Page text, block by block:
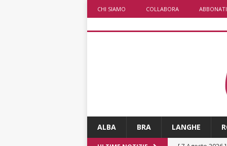
CHI SIAMO COLLABORA ABBONATI
ALBA BRA LANGHE